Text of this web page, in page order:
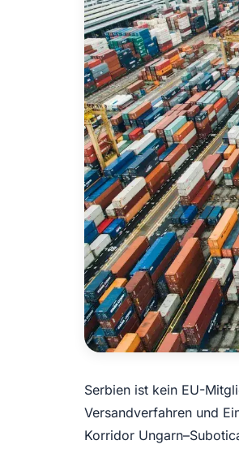
Serbien ist kein EU-
Versandverfahren und
Korridor